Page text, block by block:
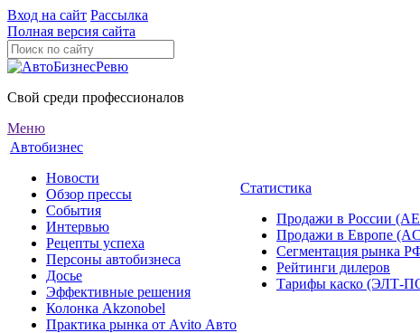
Вход на сайт Рассылка
Полная версия сайта
Свой среди профессионалов
Меню
Автобизнес
Новости
Обзор прессы
События
Интервью
Рецепты успеха
Персоны автобизнеса
Досье
Эффективные решения
Колонка Akzonobel
Практика рынка от Аvito Авто
Статистика
Продажи в России
Продажи в Европе
Сегментация рынка
Рейтинги дилеров
Тарифы каско (ЭЛТ-